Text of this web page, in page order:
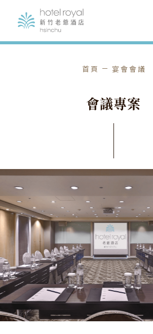
首頁 宴會會議
會議專案